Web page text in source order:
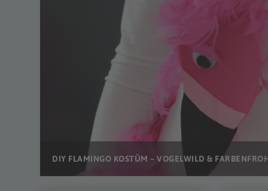
DIY FLAMINGO KOSTÜM – VOGELWILD &